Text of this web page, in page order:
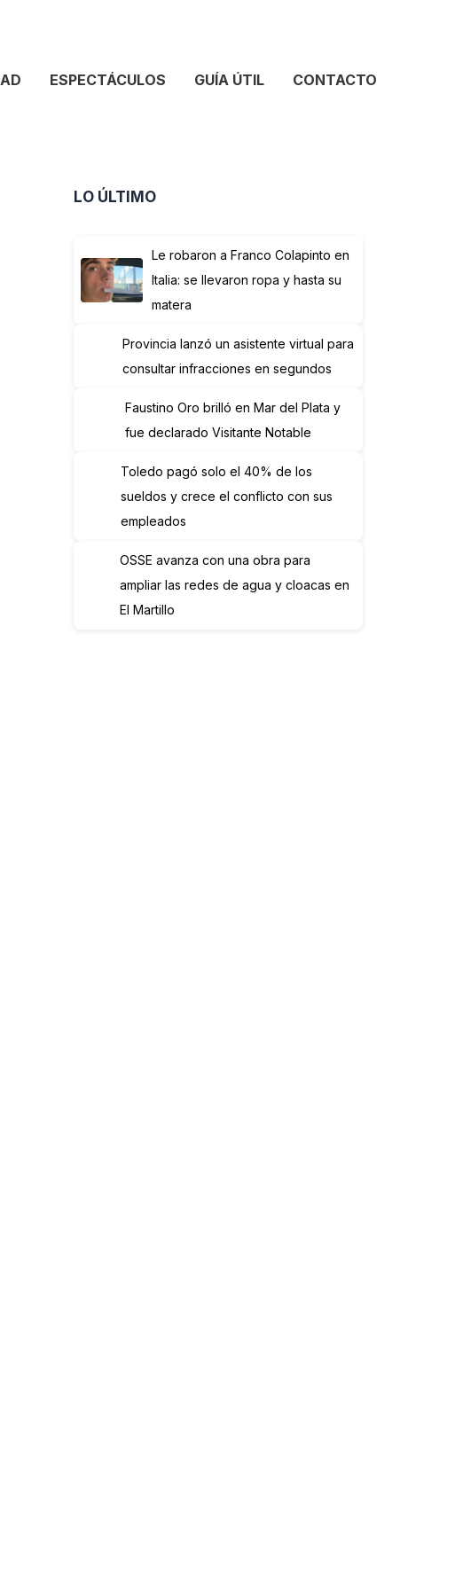
ESPECTÁCULOS GUÍA ÚTIL CONTACTO
LO ÚLTIMO
Le robaron a Franco Colapinto en
Italia: se llevaron ropa y hasta su
matera
Provincia lanzó un asistente virtual para
consultar infracciones en segundos
Faustino Oro brilló en Mar del Plata y
fue declarado Visitante Notable
Toledo pagó solo el 40% de los
sueldos y crece el conflicto con sus
empleados
OSSE avanza con una obra para
ampliar las redes de agua y cloacas en
El Martillo